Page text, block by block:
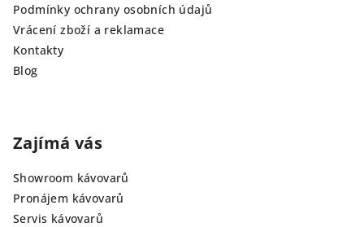
Podmínky ochrany osobních údajů
Vrácení zboží a reklamace
Kontakty
Blog
Zajímá vás
Showroom kávovarů
Pronájem kávovarů
Servis kávovarů